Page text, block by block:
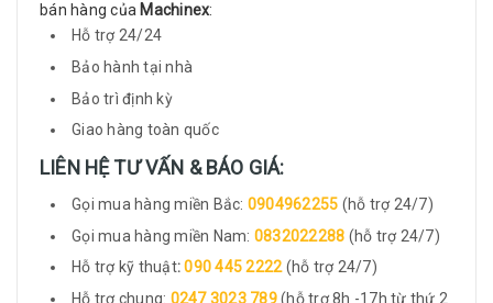
bán hàng của Machinex:
Hỗ trợ 24/24
Bảo hành tại nhà
Bảo trì định kỳ
Giao hàng toàn quốc
LIÊN HỆ TƯ VẤN & BÁO GIÁ:
Gọi mua hàng miền Bắc: 0904962255 (hỗ trợ 24/7)
Gọi mua hàng miền Nam: 0832022288 (hỗ trợ 24/7)
Hỗ trợ kỹ thuật:090 445 2222(hỗ trợ 24/7)
Hỗ trợ chung: 0247 3023 789(hỗ trợ 8h -17h từ thứ 2